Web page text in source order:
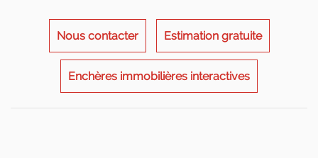
Nous contacter Estimation gratuite
Enchères immobilières interactives